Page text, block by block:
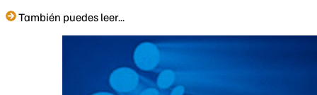
También puedes leer...